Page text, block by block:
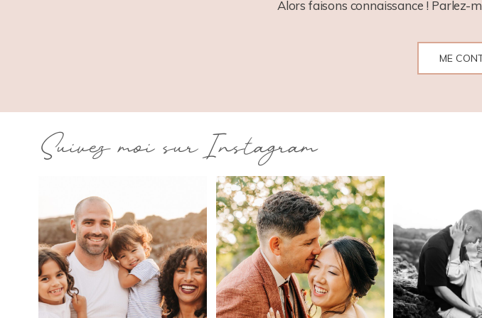
Alors faisons connaissance ! Parlez-
ME
Suivez moi sur Instagram